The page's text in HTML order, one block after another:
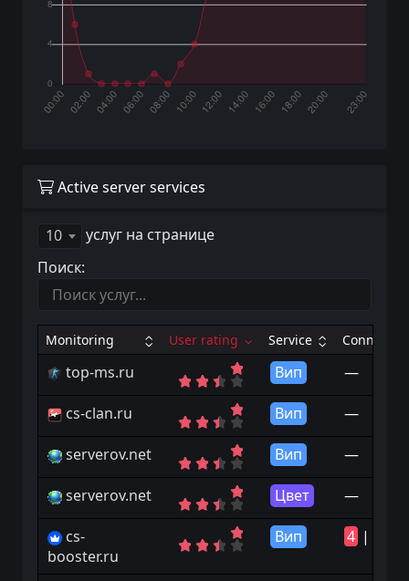
Active server services
10
услуг на странице
Поиск:
Monitoring User rating Service Connects
top-ms.ru Вип —
cs-clan.ru Вип —
serverov.net Вип —
serverov.net Цвет —
cs-
booster.ru
Вип 4 |